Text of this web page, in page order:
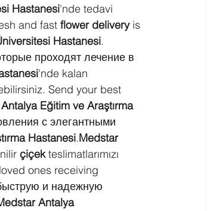
Hastanesi'nde tedavi
and fast flower delivery is
Hastanesi.
проходят лечение в
'nde kalan
Send your best
Antalya Eğitim ve Araştırma
с элегантными
Hastanesi.Medstar
çiçek teslimatlarımızı
ones receiving
и надежную
Antalya